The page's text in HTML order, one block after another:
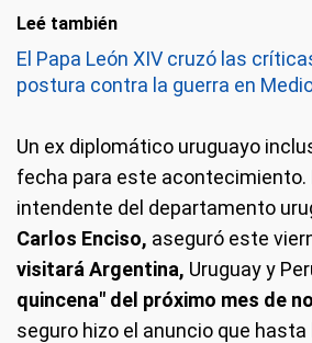
Leé también
El Papa León XIV cruzó las
postura contra la guerra en
Un ex diplomático uruguayo
fecha para este acontecimiento.
intendente del departamento
Carlos Enciso, aseguró este
visitará Argentina, Uruguay y
quincena" del próximo mes de
seguro hizo el anuncio que